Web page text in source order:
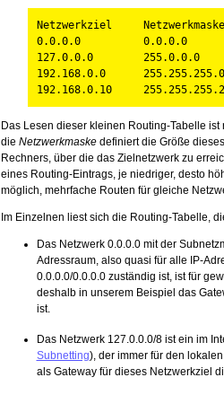
Netzwerkziel
0.0.0.0 0.0.0.0
127.0.0.0
192.168.0.0
192.168.0.10
Das Lesen dieser kleinen Routing-Tabelle
die Netzwerkmaskedefiniert die Größe
Rechners, über die das Zielnetzwerk zu
eines Routing-Eintrags, je niedriger, desto
möglich, mehrfache Routen für gleiche
Im Einzelnen liest sich die Routing-Tabelle,
Das Netzwerk 0.0.0.0 mit der
Adressraum, also quasi für alle IP-
0.0.0.0/0.0.0.0 zuständig ist, ist für
deshalb in unserem Beispiel das
ist.
Das Netzwerk 127.0.0.0/8 ist ein im
Subnetting), der immer für den
als Gateway für dieses Netzwerkziel